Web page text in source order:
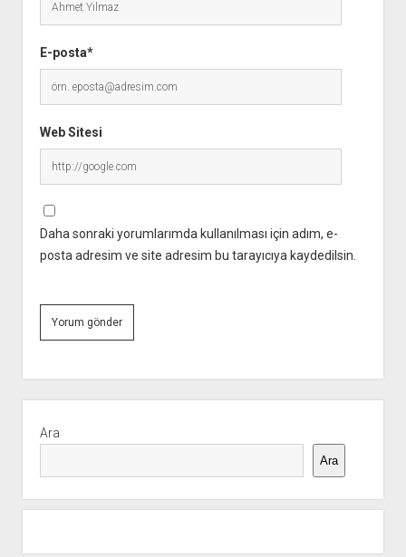
E-posta*
Web Sitesi
Daha sonraki yorumlarımda kullanılması için adım, e-
posta adresim ve site adresim bu tarayıcıya kaydedilsin.
Menü
Ara
Ara